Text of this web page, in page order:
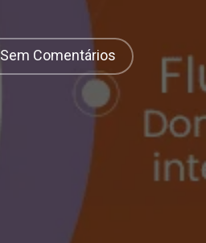
Sem Comentários